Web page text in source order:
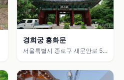
경희궁 흥화문
서울특별시 종로구 새문안로 55